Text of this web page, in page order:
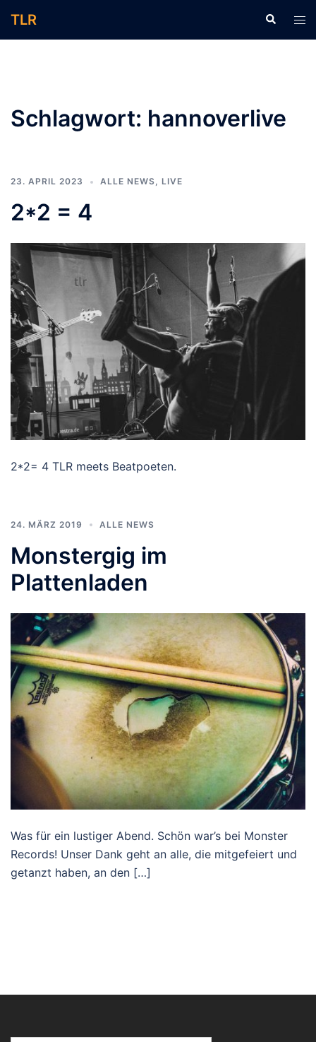
Inhalt
TLR Suche
Schlagwort: hannoverlive
23. APRIL 2023 ALLE NEWS, LIVE
2*2 = 4
2*2= 4 TLR meets Beatpoeten.
24. MÄRZ 2019 ALLE NEWS
Monstergig im
Plattenladen
Was für ein lustiger Abend. Schön war’s bei Monster
Records! Unser Dank geht an alle, die mitgefeiert und
getanzt haben, an den […]